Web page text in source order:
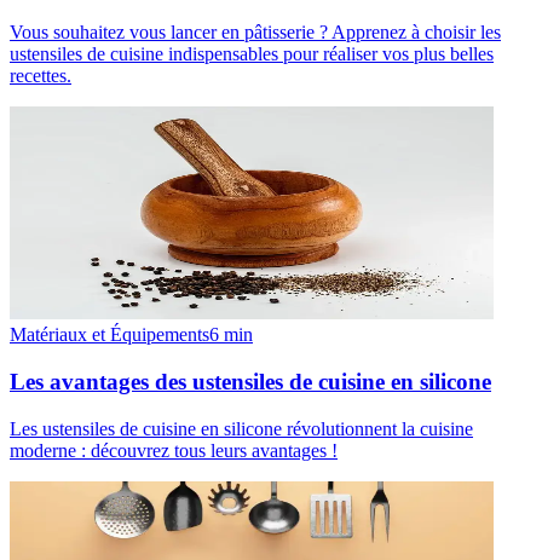
Vous souhaitez vous lancer en pâtisserie ? Apprenez à choisir les
ustensiles de cuisine indispensables pour réaliser vos plus belles
recettes.
Matériaux et Équipements6 min
Les avantages des ustensiles de cuisine en silicone
Les ustensiles de cuisine en silicone révolutionnent la cuisine
moderne : découvrez tous leurs avantages !